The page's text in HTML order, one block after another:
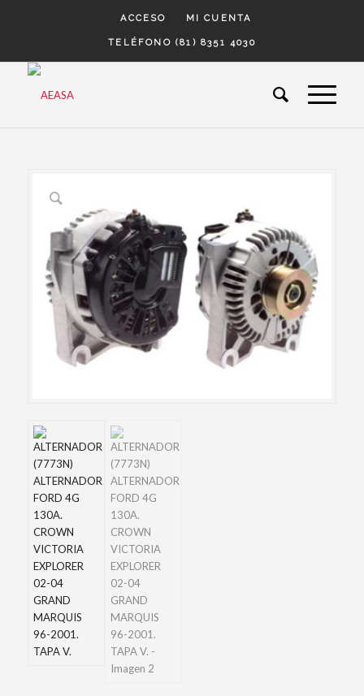
ACCESO MI CUENTA
TELÉFONO (81) 8351 4030